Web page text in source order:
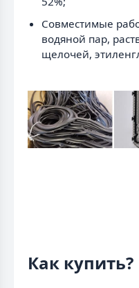
Совместимые
водяной пар,
щелочей,
Как купить?